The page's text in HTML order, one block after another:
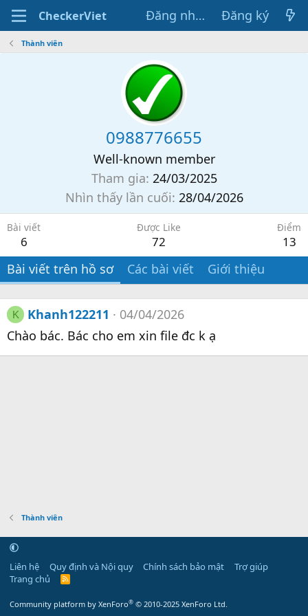
CheckerViet Đăng nhập Đăng ký
Thành viên
0988776655
Well-known member
Tham gia 24/03/2025
Nhìn thấy lần cuối 28/04/2026
Bài viết
6
Được Like
72
Điểm
13
Bài viết trên hồ sơ Các bài viết Giới thiệu
K Khanh122211
04/04/2026
Chào bác. Bác cho em xin file đc k ạ
Thành viên
Liên hệ Quy định và Nội quy Chính sách bảo mật
Trợ giúp
Trang chủ
R
Community platform by XenForo® © 2010-2025 XenForo Ltd.